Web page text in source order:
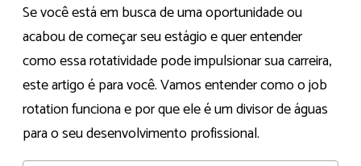
Se você está em busca de uma oportunidade ou
acabou de começar seu estágio e quer entender
como essa rotatividade pode impulsionar sua carreira,
este artigo é para você. Vamos entender como o job
rotation funciona e por que ele é um divisor de águas
para o seu desenvolvimento profissional.